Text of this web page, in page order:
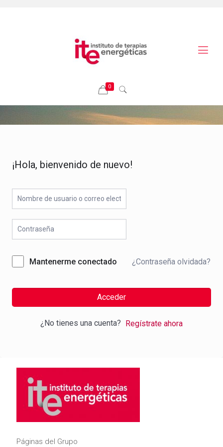
0
¡Hola, bienvenido de nuevo!
Mantenerme conectado ¿Contraseña olvidada?
Acceder
¿No tienes una cuenta? Regístrate ahora
Páginas del Grupo